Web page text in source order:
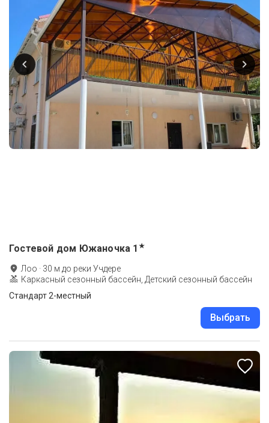
Гостевой дом Южаночка 1 ★
Лоо · 30 м до реки Учдере
Каркасный сезонный бассейн, Детский сезонный бассейн
Стандарт 2-местный
Выбрать